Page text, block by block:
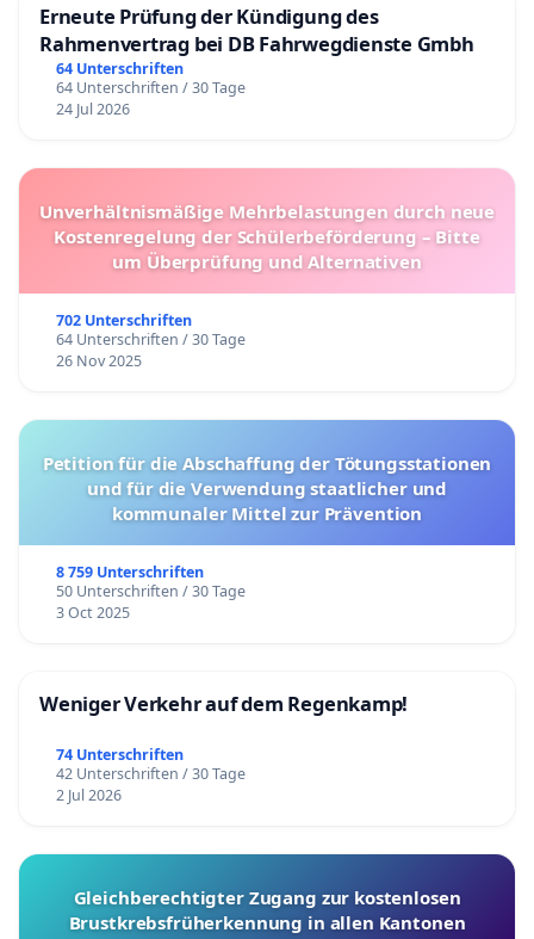
Erneute Prüfung der Kündigung des
Rahmenvertrag bei DB Fahrwegdienste Gmbh
64 Unterschriften
64 Unterschriften / 30 Tage
24 Jul 2026
Unverhältnismäßige Mehrbelastungen durch neue
Kostenregelung der Schülerbeförderung – Bitte
um Überprüfung und Alternativen
702 Unterschriften
64 Unterschriften / 30 Tage
26 Nov 2025
Petition für die Abschaffung der Tötungsstationen
und für die Verwendung staatlicher und
kommunaler Mittel zur Prävention
8 759 Unterschriften
50 Unterschriften / 30 Tage
3 Oct 2025
Weniger Verkehr auf dem Regenkamp!
74 Unterschriften
42 Unterschriften / 30 Tage
2 Jul 2026
Gleichberechtigter Zugang zur kostenlosen
Brustkrebsfrüherkennung in allen Kantonen